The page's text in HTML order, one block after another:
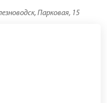
Парковая, 15